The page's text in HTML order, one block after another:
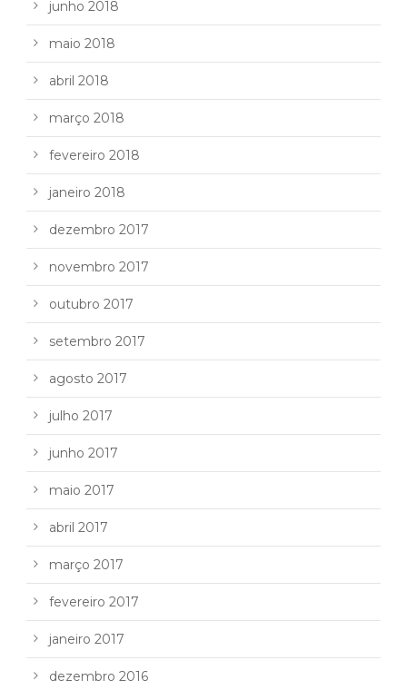
junho 2018
maio 2018
abril 2018
março 2018
fevereiro 2018
janeiro 2018
dezembro 2017
novembro 2017
outubro 2017
setembro 2017
agosto 2017
julho 2017
junho 2017
maio 2017
abril 2017
março 2017
fevereiro 2017
janeiro 2017
dezembro 2016